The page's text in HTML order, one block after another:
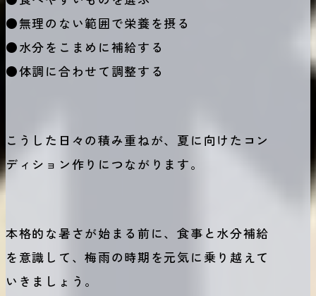
●無理のない範囲で栄養を摂る
●水分をこまめに補給する
●体調に合わせて調整する
こうした日々の積み重ねが、夏に向けたコン
ディション作りにつながります。
本格的な暑さが始まる前に、食事と水分補給
を意識して、梅雨の時期を元気に乗り越えて
いきましょう。